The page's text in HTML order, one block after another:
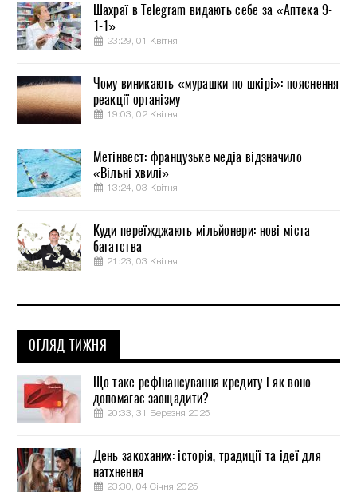
Шахраї в Telegram видають себе за «Аптека 9-
1-1»
23:29, 01 Квітня
Чому виникають «мурашки по шкірі»: пояснення
реакції організму
19:03, 02 Квітня
Метінвест: французьке медіа відзначило
«Вільні хвилі»
13:24, 03 Квітня
Куди переїжджають мільйонери: нові міста
багатства
21:23, 03 Квітня
ОГЛЯД ТИЖНЯ
Що таке рефінансування кредиту і як воно
допомагає заощадити?
20:33, 31 Березня 2025
День закоханих: історія, традиції та ідеї для
натхнення
23:30, 04 Січня 2025